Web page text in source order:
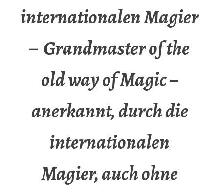
internationalen Magier
– Grandmaster of the
old way of Magic –
anerkannt, durch die
internationalen
Magier, auch ohne